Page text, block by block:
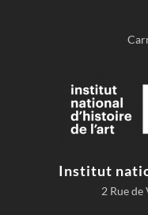
Institut
2 Rue